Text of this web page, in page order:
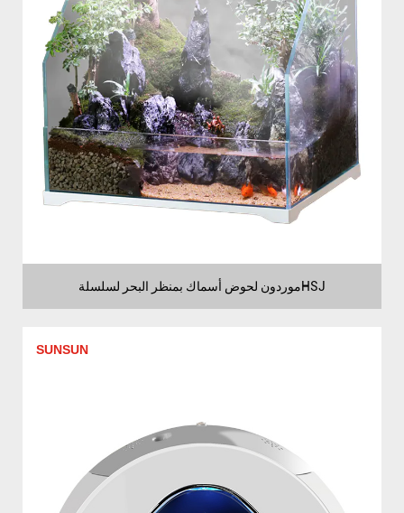
موردون لحوض أسماك بمنظر البحر لسلسلةHSJ
SUNSUN